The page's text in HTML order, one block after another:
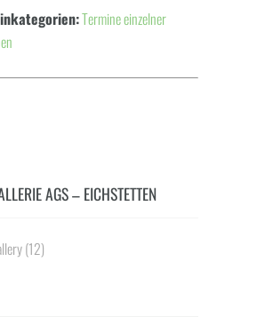
Termine einzelner
AGS – EICHSTETTEN
(12)